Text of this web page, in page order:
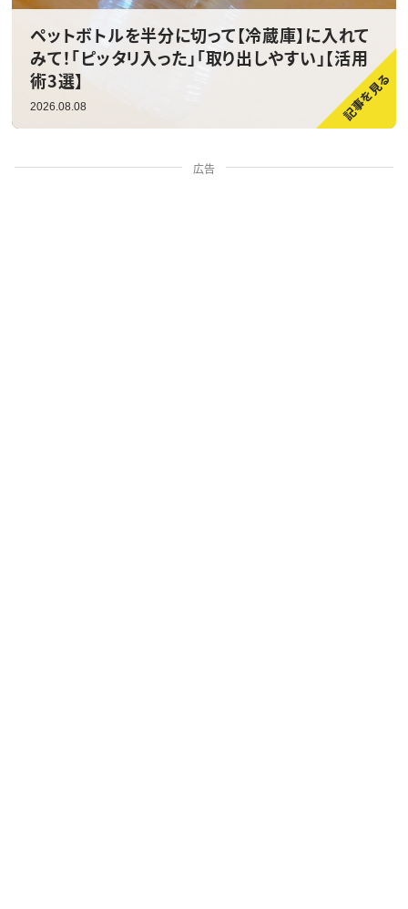
ペットボトルを半分に切って【冷蔵庫】に入れて
みて！「ピッタリ入った」「取り出しやすい」【活用
術3選】
2026.08.08
広告